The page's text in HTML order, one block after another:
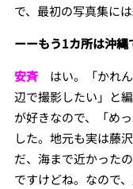
で、最初の写真集に
ーーもう1カ所は沖縄
安斉はい。「かれん
辺で撮影したい」と
が好きなので、「め
した。地元も実は藤
だ、海まで近かった
ですけどね。なので